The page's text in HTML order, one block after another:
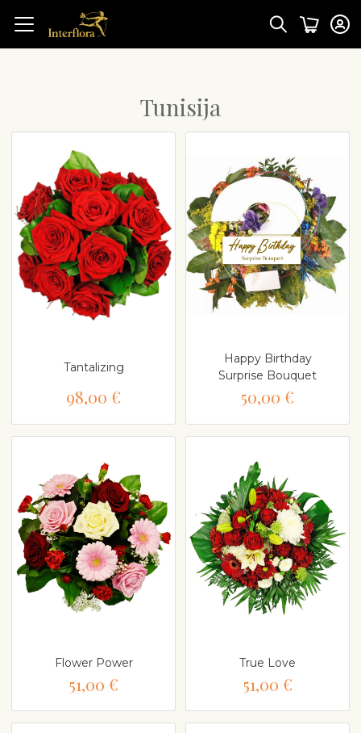
Tunisija
Tantalizing
98,00 €
Happy Birthday
Surprise Bouquet
50,00 €
Flower Power
51,00 €
True Love
51,00 €